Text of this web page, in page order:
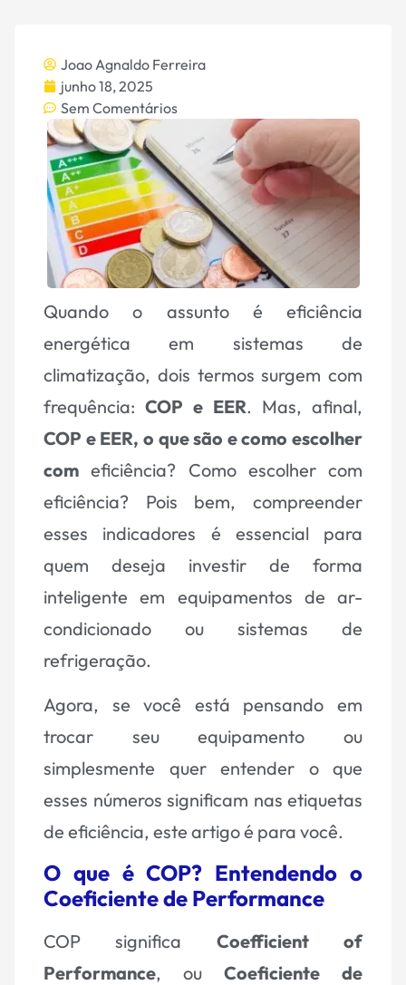
Joao Agnaldo Ferreira
junho 18, 2025
Sem Comentários
Quando o assunto é eficiência
energética em sistemas de
climatização, dois termos surgem com
frequência: COP e EER. Mas, afinal,
COP e EER, o que são e como escolher
comeficiência? Como escolher com
eficiência? Pois bem, compreender
esses indicadores é essencial para
quem deseja investir de forma
inteligente em equipamentos de ar-
condicionado ou sistemas de
refrigeração.
Agora, se você está pensando em
trocar seu equipamento ou
simplesmente quer entender o que
esses números significam nas etiquetas
de eficiência, este artigo é para você.
O que é COP? Entendendo o
Coeficiente de Performance
COP significa Coefficient of
Performance, ou Coeficiente de